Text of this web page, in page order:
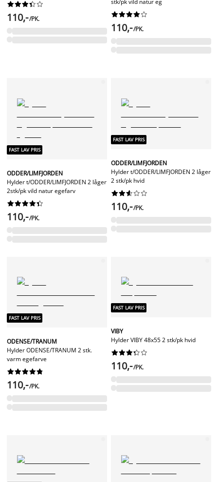






110,-/PK.
stk/pk vild natur eg






110,-/PK.
FAST LAV PRIS
ODDER/LIMFJORDEN
Hylder t/ODDER/LIMFJORDEN 2 låger
2stk/pk vild natur egefarv






110,-/PK.
FAST LAV PRIS
ODDER/LIMFJORDEN
Hylder t/ODDER/LIMFJORDEN 2 låger
2 stk/pk hvid






110,-/PK.
FAST LAV PRIS
ODENSE/TRANUM
Hylder ODENSE/TRANUM 2 stk.
varm egefarve






110,-/PK.
FAST LAV PRIS
VIBY
Hylder VIBY 48x55 2 stk/pk hvid






110,-/PK.